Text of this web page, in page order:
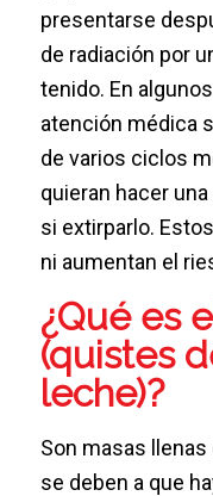
presentarse
de radiación por
tenido. En
atención médica
de varios ciclos
quieran hacer
si extirparlo.
ni aumentan el
¿Qué es
(quistes
leche)?
Son masas llenas
se deben a que